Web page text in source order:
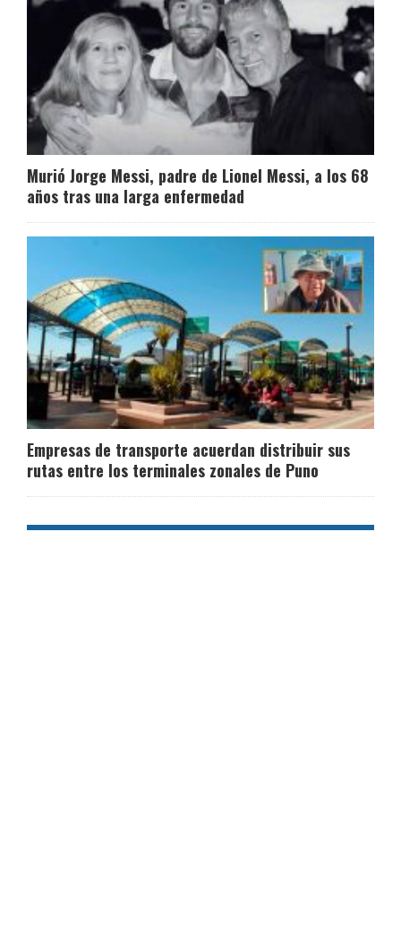
Murió Jorge Messi, padre de Lionel Messi, a los 68
años tras una larga enfermedad
Empresas de transporte acuerdan distribuir sus
rutas entre los terminales zonales de Puno